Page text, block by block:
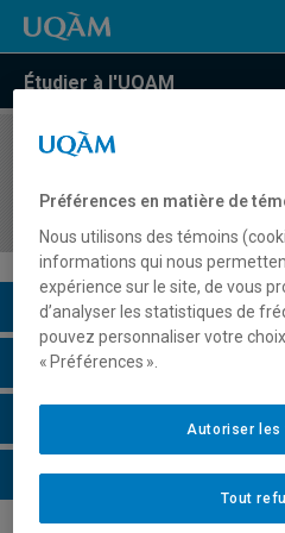
Étudier à l'UQAM
COURS//
contemporaine de
Description du cours
Horaire - Été 2026
Horaire - Automne 2026
Horaire - Hiver 2027
Préférences en matière de
Nous utilisons des témoins
informations qui nous
expérience sur le site, de vous
d’analyser les statistiques de
pouvez personnaliser votre
« Préférences ».
Tout
Autoriser les